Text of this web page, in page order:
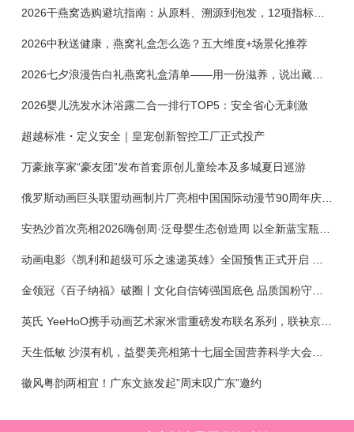
2026干燕窝选购避坑指南：从原料、溯源到泡发，12项指标判断靠谱燕窝
2026中秋送健康，燕窝礼盒怎么选？五大维度+场景化推荐
2026七夕浪漫告白礼燕窝礼盒清单——用一份滋养，说出藏在心底的爱
2026婴儿洗发水沐浴露二合一排行TOP5：安全省心无刺激
超越标准・定义安全｜皇宠创新智控工厂正式投产
万豪旅享家“豪友团”发布首套原创儿童绘本及多城夏日巡游
俄罗斯动画巨头联盟动画制片厂亮相中国国际动漫节90周年庆开启中国之旅新篇章
金领冠《百子纳福》破圈丨文化自信铸强国底色 品质国粉守护新生
英氏 YeeHoO携手动画艺术家米雷重磅发布联名系列，联袂京东深化全渠道战略
徽风粤韵两相宜！广东文旅发起”周末叹广东”邀约